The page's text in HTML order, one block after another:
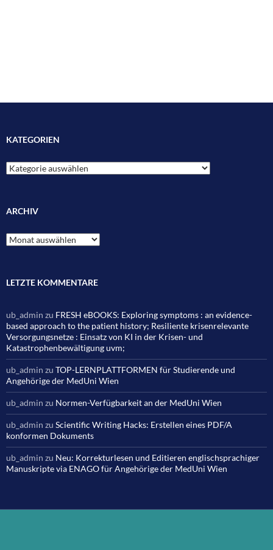
KATEGORIEN
Kategorien
ARCHIV
Archiv
LETZTE KOMMENTARE
ub_admin zu FRESH eBOOKS: Exploring symptoms : an evidence-
based approach to the patient history; Resiliente krisenrelevante
Versorgungsnetze : Einsatz von KI in der Krisen- und
Katastrophenbewältigung uvm;
ub_admin zu TOP-LERNPLATTFORMEN für Studierende und
Angehörige der MedUni Wien
ub_admin zu Normen-Verfügbarkeit an der MedUni Wien
ub_admin zu Scientific Writing Hacks: Erstellen eines PDF/A
konformen Dokuments
ub_admin zu Neu: Korrekturlesen und Editieren englischsprachiger
Manuskripte via ENAGO für Angehörige der MedUni Wien